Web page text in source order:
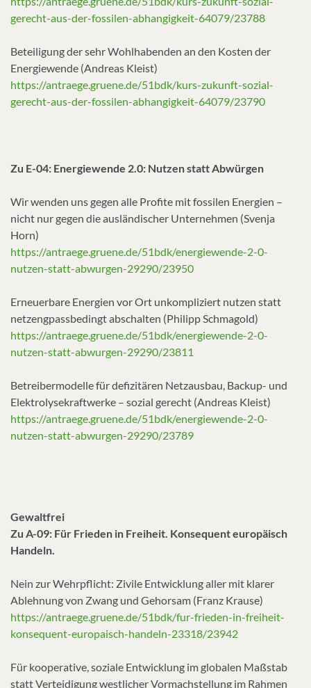
gerecht-aus-der-fossilen-abhangigkeit-64079/23788
Beteiligung der sehr Wohlhabenden an den Kosten der
Energiewende (Andreas Kleist)
https://antraege.gruene.de/51bdk/kurs-zukunft-sozial-
gerecht-aus-der-fossilen-abhangigkeit-64079/23790
Zu E-04: Energiewende 2.0: Nutzen statt Abwürgen
Wir wenden uns gegen alle Profite mit fossilen Energien –
nicht nur gegen die ausländischer Unternehmen (Svenja
Horn)
https://antraege.gruene.de/51bdk/energiewende-2-0-
nutzen-statt-abwurgen-29290/23950
Erneuerbare Energien vor Ort unkompliziert nutzen statt
netzengpassbedingt abschalten (Philipp Schmagold)
https://antraege.gruene.de/51bdk/energiewende-2-0-
nutzen-statt-abwurgen-29290/23811
Betreibermodelle für defizitären Netzausbau, Backup- und
Elektrolysekraftwerke – sozial gerecht (Andreas Kleist)
https://antraege.gruene.de/51bdk/energiewende-2-0-
nutzen-statt-abwurgen-29290/23789
Gewaltfrei
Zu A-09: Für Frieden in Freiheit. Konsequent europäisch
Handeln.
Nein zur Wehrpflicht: Zivile Entwicklung aller mit klarer
Ablehnung von Zwang und Gehorsam (Franz Krause)
https://antraege.gruene.de/51bdk/fur-frieden-in-freiheit-
konsequent-europaisch-handeln-23318/23942
Für kooperative, soziale Entwicklung im globalen Maßstab
statt Verteidigung westlicher Vormachstellung im Rahmen